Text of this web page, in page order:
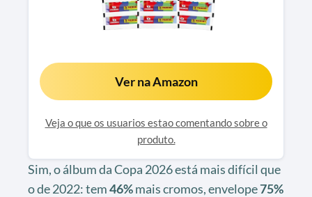
Ver na Amazon
Veja o que os usuarios estao comentando sobre o
produto.
Sim, o álbum da Copa 2026 está mais difícil que
o de 2022: tem46%mais cromos, envelope75%